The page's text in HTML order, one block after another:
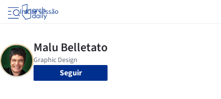
Iniciar sessão
Seguir